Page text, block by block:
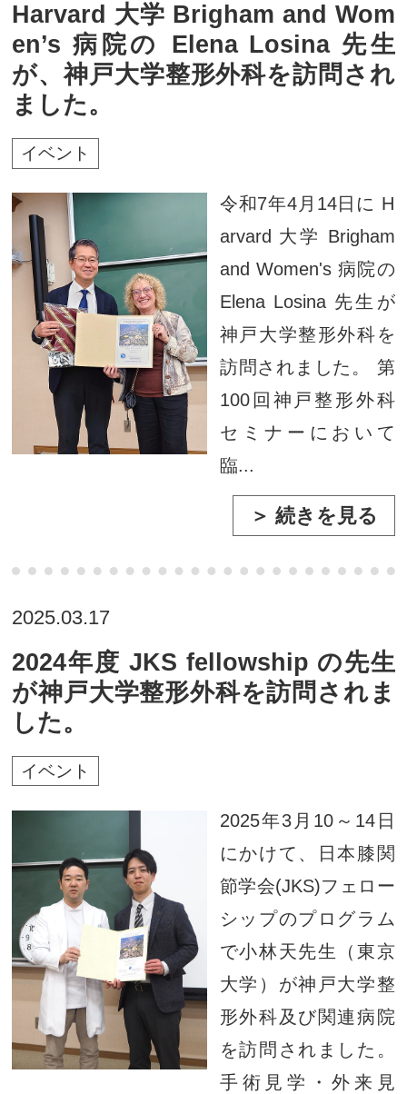
Harvard 大学 Brigham and Wom
en’s 病院の Elena Losina 先生
が、神戸大学整形外科を訪問され
ました。
イベント
令和7年4月14日に H
arvard 大学 Brigham
and Women's 病院の
Elena Losina 先生が
神戸大学整形外科を
訪問されました。 第
100回神戸整形外科
セミナーにおいて
臨...
＞ 続きを見る
2025.03.17
2024年度 JKS fellowship の先生
が神戸大学整形外科を訪問されま
した。
イベント
2025年3月10～14日
にかけて、日本膝関
節学会(JKS)フェロー
シップのプログラム
で小林天先生（東京
大学）が神戸大学整
形外科及び関連病院
を訪問されました。
手術見学・外来見